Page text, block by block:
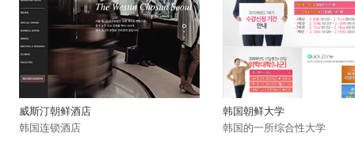
威斯汀朝鲜酒店
韩国连锁酒店
韩国朝鲜大学
韩国的一所综合性大学